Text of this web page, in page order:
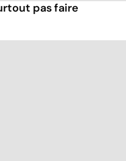
pas faire